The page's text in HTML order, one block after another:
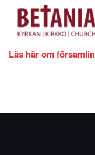
Läs här om